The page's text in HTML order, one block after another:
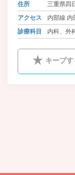
住所
三重県四
アクセス
内部線 内
内部線 小
診療科目
内科、外
内科、放
キープす